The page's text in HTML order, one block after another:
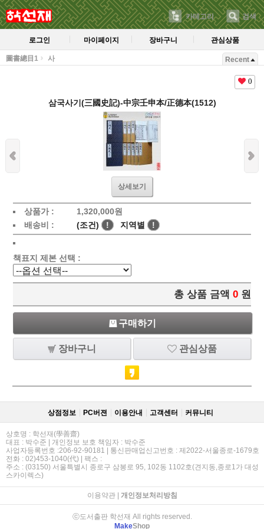
카테고리 검색
로그인 마이페이지 장바구니 관심상품
圖書總目1 사 Recent
0
삼국사기(三國史記)-中宗壬申本/正德本(1512)
상세보기
상품가 : 1,320,000원
배송비 :
(조건) ! 지역별 !
책표지 제본 선택 :
총 상품 금액 0 원
구매하기
장바구니 관심상품
상점정보 PC버젼 이용안내 고객센터 커뮤니티
상호명 : 학선재(學善齋)
대표 : 박수준 | 개인정보 보호 책임자 : 박수준
사업자등록번호 :206-92-90181 | 통신판매업신고번호 : 제2022-서울종로-1679호
전화 : 02)453-1040(代) | 팩스 :
주소 : (03150) 서울특별시 종로구 삼봉로 95, 102동 1102호(견지동,종로1가 대성
스카이렉스)
이용약관| 개인정보처리방침
ⓒ도서출판 학선재 All rights reserved.
MakeShop